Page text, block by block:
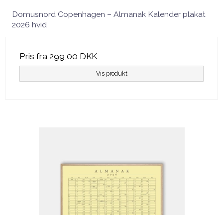
Domusnord Copenhagen – Almanak Kalender plakat
2026 hvid
Pris fra 299,00 DKK
Vis produkt